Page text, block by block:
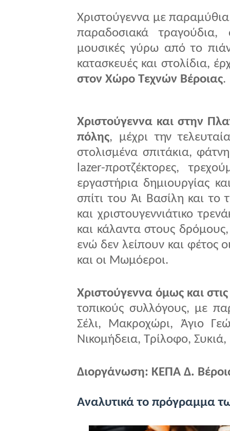
Χριστούγεννα με
παραδοσιακά
μουσικές γύρω από το
κατασκευές και στολίδια,
στον Χώρο Τεχνών Βέροιας.
Χριστούγεννα και στην
πόλης, μέχρι την
στολισμένα σπιτάκια,
lazer-προτζέκτορες,
εργαστήρια δημιουργίας
σπίτι του Άι Βασίλη και
και χριστουγεννιάτικο
και κάλαντα στους
ενώ δεν λείπουν και φέτος
και οι Μωμόεροι.
Χριστούγεννα όμως και στις
τοπικούς συλλόγους, με
Σέλι, Μακροχώρι, Άγιο
Νικομήδεια, Τρίλοφο, Συκιά,
Διοργάνωση: ΚΕΠΑ Δ.
Αναλυτικά το πρόγραμμα